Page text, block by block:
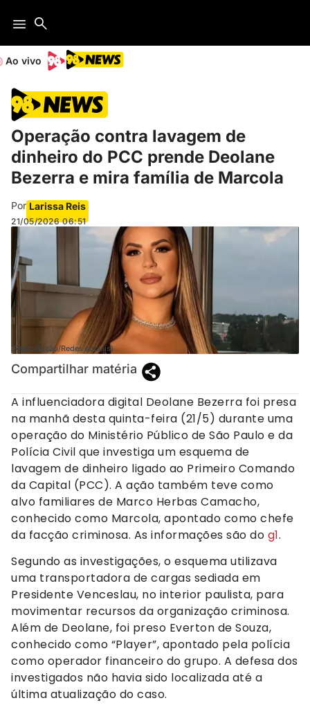
Ao vivo
Operação contra lavagem de
dinheiro do PCC prende Deolane
Bezerra e mira família de Marcola
Por Larissa Reis
21/05/2026 06:51
(Reprodução/Redes sociais)
Compartilhar matéria
A influenciadora digital Deolane Bezerra foi presa
na manhã desta quinta-feira (21/5) durante uma
operação do Ministério Público de São Paulo e da
Polícia Civil que investiga um esquema de
lavagem de dinheiro ligado ao Primeiro Comando
da Capital (PCC). A ação também teve como
alvo familiares de Marco Herbas Camacho,
conhecido como Marcola, apontado como chefe
da facção criminosa. As informações são do g1.
Segundo as investigações, o esquema utilizava
uma transportadora de cargas sediada em
Presidente Venceslau, no interior paulista, para
movimentar recursos da organização criminosa.
Além de Deolane, foi preso Everton de Souza,
conhecido como “Player”, apontado pela polícia
como operador financeiro do grupo. A defesa dos
investigados não havia sido localizada até a
última atualização do caso.